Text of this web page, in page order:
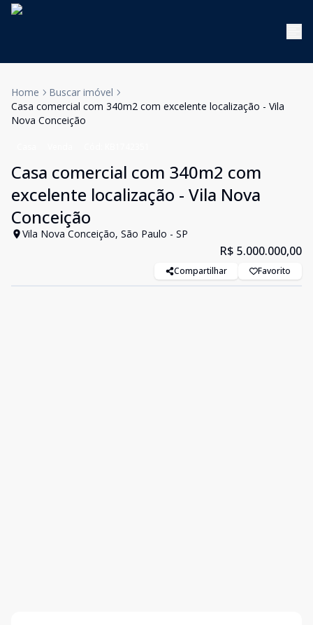
Home
Buscar imóvel
Casa comercial com 340m2 com excelente localização - Vila
Nova Conceição
Casa comercial com 340m2 com
excelente localização - Vila Nova
Conceição
Vila Nova Conceição, São Paulo - SP
R$ 5.000.000,00
Compartilhar Favorito